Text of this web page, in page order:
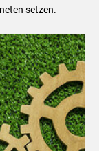
setzen.